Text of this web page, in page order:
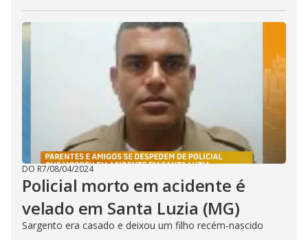
DO R7/08/04/2024
Policial morto em acidente é
velado em Santa Luzia (MG)
Sargento era casado e deixou um filho recém-nascido